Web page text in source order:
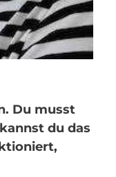
Du musst
du das